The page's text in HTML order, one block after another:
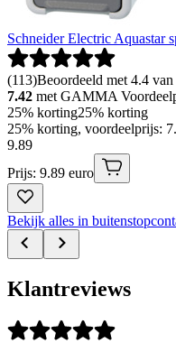
Schneider Electric Aquastar
(113)Beoordeeld met 4.4
7.42 met GAMMA
25% korting25% korting
25% korting, voordeelprijs:
9.89
Prijs: 9.89 euro
Bekijk alles in
Klantreviews